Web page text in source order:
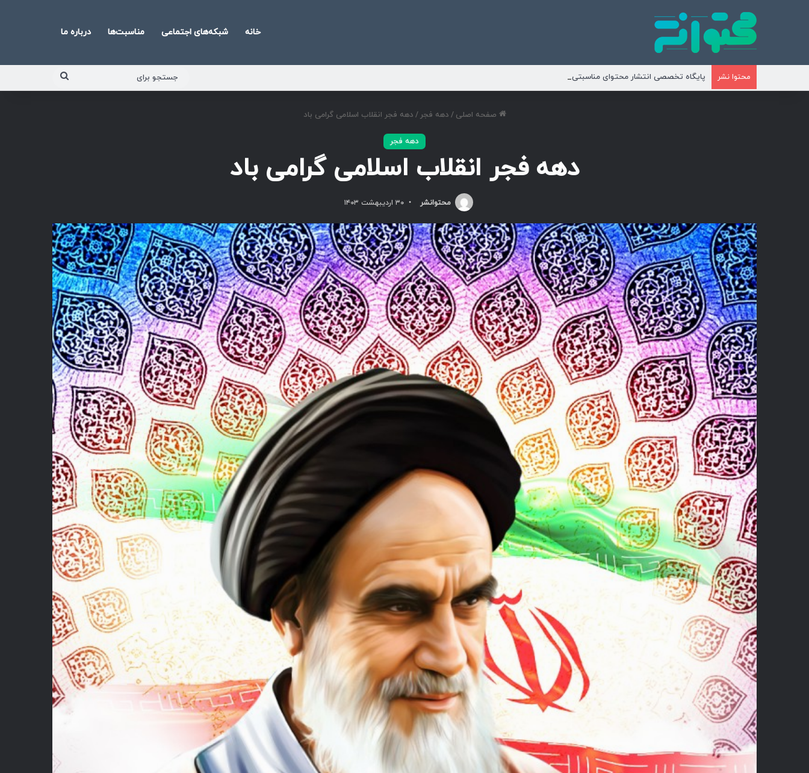
خانه شبکه‌های اجتماعی مناسبت‌ها درباره ما
محتوا نشر پایگاه تخصصی انتشار محتوای مناسبتی و موضوعی
صفحه اصلی / دهه فجر / دهه فجر انقلاب اسلامی گرامی باد
دهه فجر
دهه فجر انقلاب اسلامی گرامی باد
محتوانشر ۳۰ اردیبهشت ۱۴۰۳